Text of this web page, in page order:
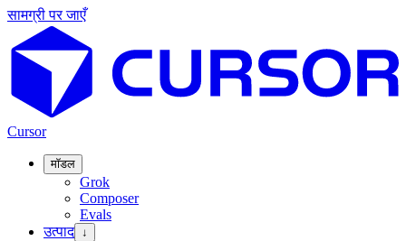
सामग्री पर जाएँ
Cursor
मॉडल
Grok
Composer
Evals
उत्पाद ↓